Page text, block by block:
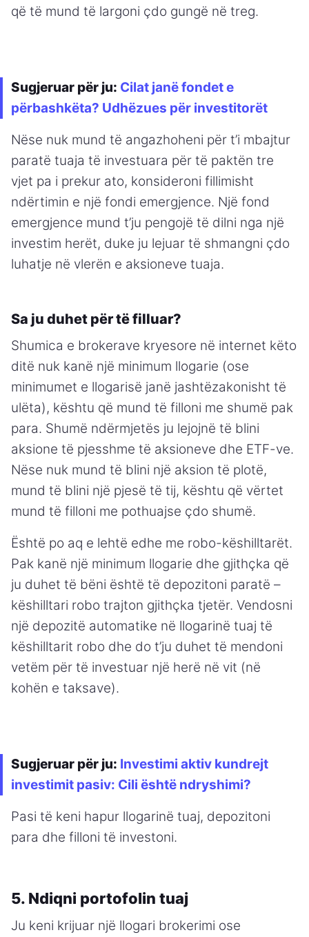
që të mund të largoni çdo gungë në treg.
Sugjeruar për ju: Cilat janë fondet e
përbashkëta? Udhëzues për investitorët
Nëse nuk mund të angazhoheni për t’i mbajtur
paratë tuaja të investuara për të paktën tre
vjet pa i prekur ato, konsideroni fillimisht
ndërtimin e një fondi emergjence. Një fond
emergjence mund t’ju pengojë të dilni nga një
investim herët, duke ju lejuar të shmangni çdo
luhatje në vlerën e aksioneve tuaja.
Sa ju duhet për të filluar?
Shumica e brokerave kryesore në internet këto
ditë nuk kanë një minimum llogarie (ose
minimumet e llogarisë janë jashtëzakonisht të
ulëta), kështu që mund të filloni me shumë pak
para. Shumë ndërmjetës ju lejojnë të blini
aksione të pjesshme të aksioneve dhe ETF-ve.
Nëse nuk mund të blini një aksion të plotë,
mund të blini një pjesë të tij, kështu që vërtet
mund të filloni me pothuajse çdo shumë.
Është po aq e lehtë edhe me robo-këshilltarët.
Pak kanë një minimum llogarie dhe gjithçka që
ju duhet të bëni është të depozitoni paratë –
këshilltari robo trajton gjithçka tjetër. Vendosni
një depozitë automatike në llogarinë tuaj të
këshilltarit robo dhe do t’ju duhet të mendoni
vetëm për të investuar një herë në vit (në
kohën e taksave).
Sugjeruar për ju: Investimi aktiv kundrejt
investimit pasiv: Cili është ndryshimi?
Pasi të keni hapur llogarinë tuaj, depozitoni
para dhe filloni të investoni.
5. Ndiqni portofolin tuaj
Ju keni krijuar një llogari brokerimi ose